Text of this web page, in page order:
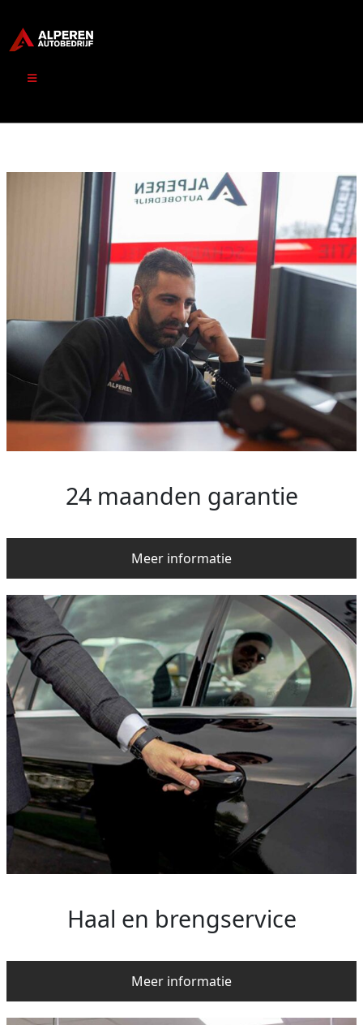
24 maanden garantie
Meer informatie
Haal en brengservice
Meer informatie